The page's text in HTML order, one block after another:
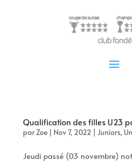
Qualification des filles U23
parZoe| Nov 7, 2022 | Juniors,
Jeudi passé (03 novembre)